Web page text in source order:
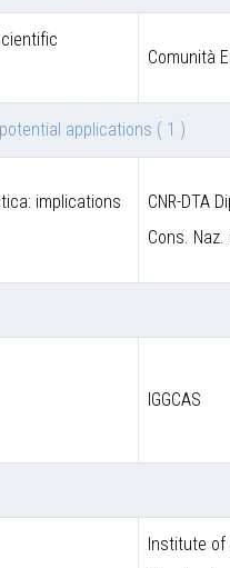
Comunità
applications ( 1 )
implications
CNR-DTA
Cons.
IGGCAS
Institute of